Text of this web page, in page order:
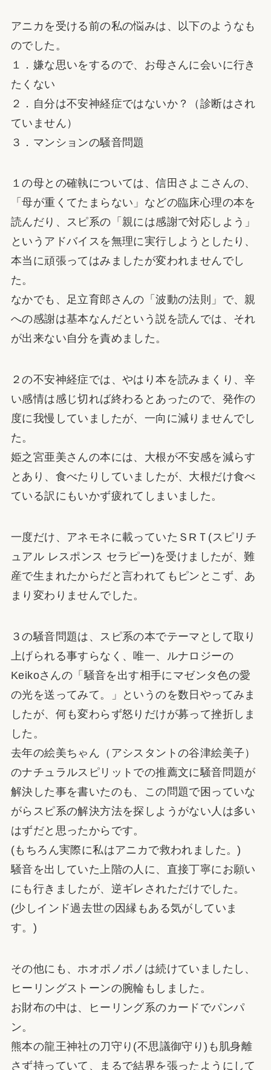
アニカを受ける前の私の悩みは、以下のようなも
のでした。
１．嫌な思いをするので、お母さんに会いに行き
たくない
２．自分は不安神経症ではないか？（診断はされ
ていません）
３．マンションの騒音問題
１の母との確執については、信田さよこさんの、
「母が重くてたまらない」などの臨床心理の本を
読んだり、スピ系の「親には感謝で対応しよう」
というアドバイスを無理に実行しようとしたり、
本当に頑張ってはみましたが変われませんでし
た。
なかでも、足立育郎さんの「波動の法則」で、親
への感謝は基本なんだという説を読んでは、それ
が出来ない自分を責めました。
２の不安神経症では、やはり本を読みまくり、辛
い感情は感じ切れば終わるとあったので、発作の
度に我慢していましたが、一向に減りませんでし
た。
姫之宮亜美さんの本には、大根が不安感を減らす
とあり、食べたりしていましたが、大根だけ食べ
ている訳にもいかず疲れてしまいました。
一度だけ、アネモネに載っていたＳRＴ(スピリチ
ュアル レスポンス セラピー)を受けましたが、難
産で生まれたからだと言われてもピンとこず、あ
まり変わりませんでした。
３の騒音問題は、スピ系の本でテーマとして取り
上げられる事すらなく、唯一、ルナロジーの
Keikoさんの「騒音を出す相手にマゼンタ色の愛
の光を送ってみて。」というのを数日やってみま
したが、何も変わらず怒りだけが募って挫折しま
した。
去年の絵美ちゃん（アシスタントの谷津絵美子）
のナチュラルスピリットでの推薦文に騒音問題が
解決した事を書いたのも、この問題で困っていな
がらスピ系の解決方法を探しようがない人は多い
はずだと思ったからです。
(もちろん実際に私はアニカで救われました。)
騒音を出していた上階の人に、直接丁寧にお願い
にも行きましたが、逆ギレされただけでした。
(少しインド過去世の因縁もある気がしていま
す。)
その他にも、ホオポノポノは続けていましたし、
ヒーリングストーンの腕輪もしました。
お財布の中は、ヒーリング系のカードでパンパ
ン。
熊本の龍王神社の刀守り(不思議御守り)も肌身離
さず持っていて、まるで結界を張ったようにして